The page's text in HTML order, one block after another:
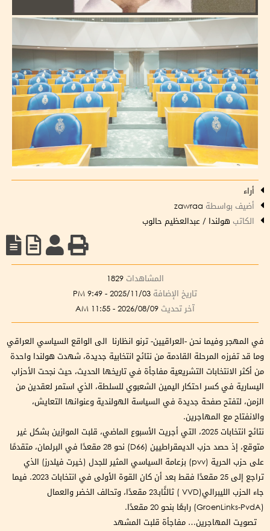
أراء
أضيف بواسطة
الكاتب هولندا / عبدالعظيم حالوب
المشاهدات 1829
تاريخ الإضافة 2025/11/03 - 9:49 PM
آخر تحديث 2026/08/09 - 11:55 AM
في المهجر وفيما نحن -العراقيين- ترنو انظارنا الى الواقع السياسي العراقي
وما قد تفرزه المرحلة القادمة من نتائج انتخابية جديدة، شهدت هولندا واحدة
من أكثر الانتخابات التشريعية مفاجأة في تاريخها الحديث، حيث نجحت الأحزاب
اليسارية في كسر احتكار اليمين الشعبوي للسلطة، الذي استمر لعقدين من
الزمن، لتفتح صفحة جديدة في السياسة الهولندية وعنوانها التعايش،
والانفتاح مع المهاجرين.
نتائج انتخابات 2025، التي أجريت الأسبوع الماضي، قلبت الموازين بشكل غير
متوقع، إذ حصد حزب الديمقراطيين (D66) نحو 28 مقعدًا في البرلمان، متقدمًا
على حزب الحرية (pvv) بزعامة السياسي المثير للجدل (خيرت فيلدرز) الذي
تراجع إلى 25 مقعدًا فقط بعد أن كان القوة الأولى في انتخابات 2023. فيما
جاء الحزب الليبرالي(VVD ) ثالثًابـ23 مقعدًا، وتحالف الخضر والعمال
(GroenLinks-PvdA) رابعًا بنحو 20 مقعدًا.
تصويت المهاجرين… مفاجأة قلبت المشهد